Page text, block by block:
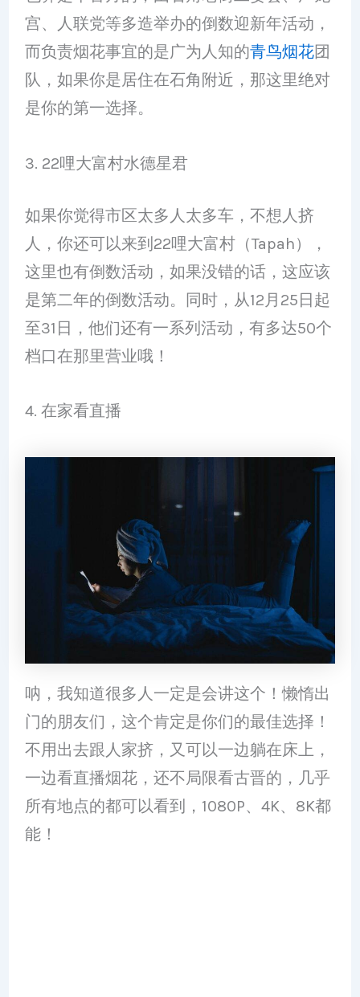
宫、人联党等多造举办的倒数迎新年活动，
而负责烟花事宜的是广为人知的青鸟烟花团
队，如果你是居住在石角附近，那这里绝对
是你的第一选择。
3. 22哩大富村水德星君
如果你觉得市区太多人太多车，不想人挤
人，你还可以来到22哩大富村（Tapah），
这里也有倒数活动，如果没错的话，这应该
是第二年的倒数活动。同时，从12月25日起
至31日，他们还有一系列活动，有多达50个
档口在那里营业哦！
4. 在家看直播
呐，我知道很多人一定是会讲这个！懒惰出
门的朋友们，这个肯定是你们的最佳选择！
不用出去跟人家挤，又可以一边躺在床上，
一边看直播烟花，还不局限看古晋的，几乎
所有地点的都可以看到，1080P、4K、8K都
能！